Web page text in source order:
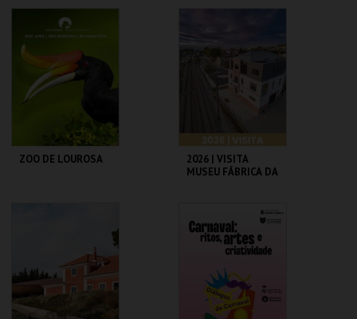
RESERVATÓRIO
MAIS INFO MAIS INFO
COMPRAR
ZOO DE LOUROSA
MAIS INFO
COMPRAR
2026 | VISITA
MUSEU FÁBRICA DA
MUSEU FÁBRICA DA
HISTÓRIA
COMPRAR